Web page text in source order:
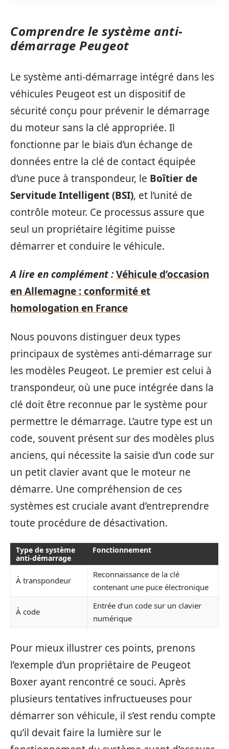
Comprendre le système anti-
démarrage Peugeot
Le système anti-démarrage intégré dans les
véhicules Peugeot est un dispositif de
sécurité conçu pour prévenir le démarrage
du moteur sans la clé appropriée. Il
fonctionne par le biais d’un échange de
données entre la clé de contact équipée
d’une puce à transpondeur, le Boîtier de
Servitude Intelligent (BSI), et l’unité de
contrôle moteur. Ce processus assure que
seul un propriétaire légitime puisse
démarrer et conduire le véhicule.
A lire en complément :Véhicule d’occasion
en Allemagne : conformité et
homologation en France
Nous pouvons distinguer deux types
principaux de systèmes anti-démarrage sur
les modèles Peugeot. Le premier est celui à
transpondeur, où une puce intégrée dans la
clé doit être reconnue par le système pour
permettre le démarrage. L’autre type est un
code, souvent présent sur des modèles plus
anciens, qui nécessite la saisie d’un code sur
un petit clavier avant que le moteur ne
démarre. Une compréhension de ces
systèmes est cruciale avant d’entreprendre
toute procédure de désactivation.
Type de système
anti-démarrage
Fonctionnement
À transpondeur
Reconnaissance de la clé
contenant une puce électronique
À code
Entrée d’un code sur un clavier
numérique
Pour mieux illustrer ces points, prenons
l’exemple d’un propriétaire de Peugeot
Boxer ayant rencontré ce souci. Après
plusieurs tentatives infructueuses pour
démarrer son véhicule, il s’est rendu compte
qu’il devait faire la lumière sur le